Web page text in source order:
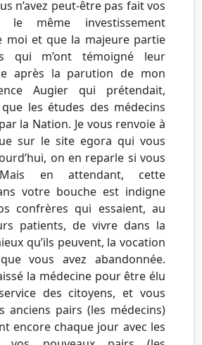
n’avez peut-être pas fait vos
le même investissement
moi et que la majeure partie
qui m’ont témoigné leur
après la parution de mon
Augier qui prétendait,
les études des médecins
la Nation. Je vous renvoie à
sur le site egora qui vous
on en reparle si vous
en attendant, cette
votre bouche est indigne
confrères qui essaient, au
patients, de vivre dans la
qu’ils peuvent, la vocation
vous avez abandonnée.
la médecine pour être élu
des citoyens, et vous
anciens pairs (les médecins)
encore chaque jour avec les